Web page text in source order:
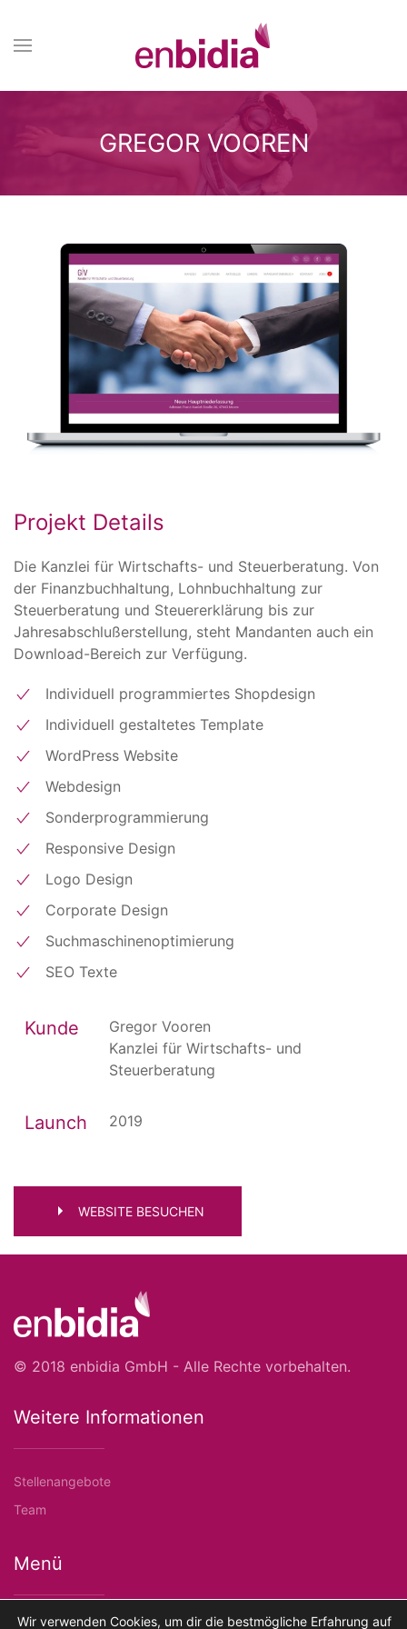
GREGOR VOOREN
Projekt Details
Die Kanzlei für Wirtschafts- und Steuerberatung. Von
der Finanzbuchhaltung, Lohnbuchhaltung zur
Steuerberatung und Steuererklärung bis zur
Jahresabschlußerstellung, steht Mandanten auch ein
Download-Bereich zur Verfügung.
Individuell programmiertes Shopdesign
Individuell gestaltetes Template
WordPress Website
Webdesign
Sonderprogrammierung
Responsive Design
Logo Design
Corporate Design
Suchmaschinenoptimierung
SEO Texte
Kunde
Gregor Vooren
Kanzlei für Wirtschafts- und
Steuerberatung
Launch 2019
WEBSITE BESUCHEN
© 2018 enbidia GmbH - Alle Rechte vorbehalten.
Weitere Informationen
Stellenangebote
Team
Menü
Wir verwenden Cookies, um dir die bestmögliche Erfahrung auf